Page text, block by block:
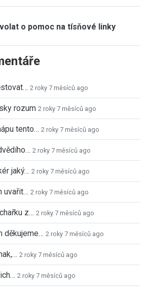
o pomoc na tísňové linky
2 roky 7 měsíců ago
rozum 2 roky 7 měsíců ago
tento… 2 roky 7 měsíců ago
2 roky 7 měsíců ago
jaký… 2 roky 7 měsíců ago
uvařit… 2 roky 7 měsíců ago
z… 2 roky 7 měsíců ago
děkujeme… 2 roky 7 měsíců ago
2 roky 7 měsíců ago
2 roky 7 měsíců ago